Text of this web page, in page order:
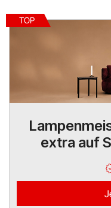
Shop
TOP
extra auf